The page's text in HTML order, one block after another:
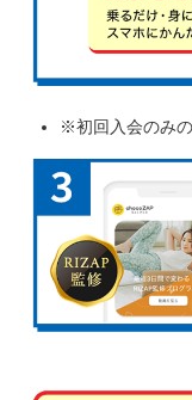
※初回入会のみ